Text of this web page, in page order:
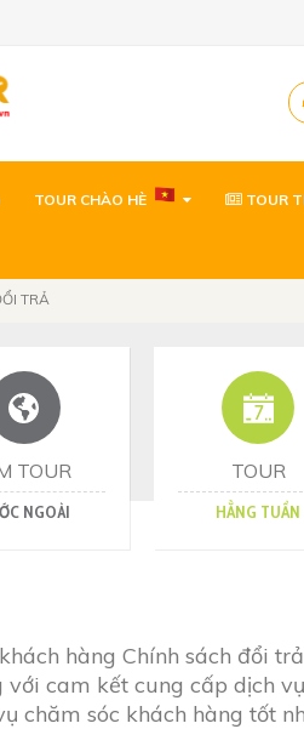
TOUR CHÀO HÈ TOUR
TRẢ
TOUR
NGOÀI
TOUR
HẰNG TUẦN
hàng Chính sách đổi
với cam kết cung cấp dịch
chăm sóc khách hàng tốt